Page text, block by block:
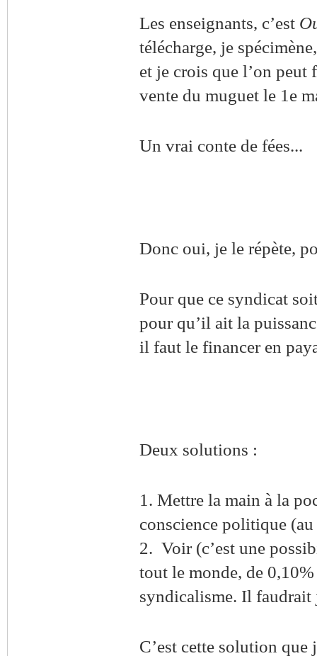
Les enseignants, c’est
télécharge, je
et je crois que l’on
vente du muguet le 1e
Un vrai conte de fées...
Donc oui, je le répète,
Pour que ce syndicat
pour qu’il ait la
il faut le financer en
Deux solutions :
1. Mettre la main à la
conscience politique
2. Voir (c’est une
tout le monde, de
syndicalisme. Il faudrait
C’est cette solution que